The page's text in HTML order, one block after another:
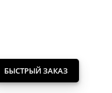
БЫСТРЫЙ ЗАКАЗ